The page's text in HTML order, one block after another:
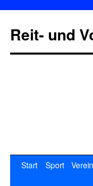
Reit- und
Start Sport Verein